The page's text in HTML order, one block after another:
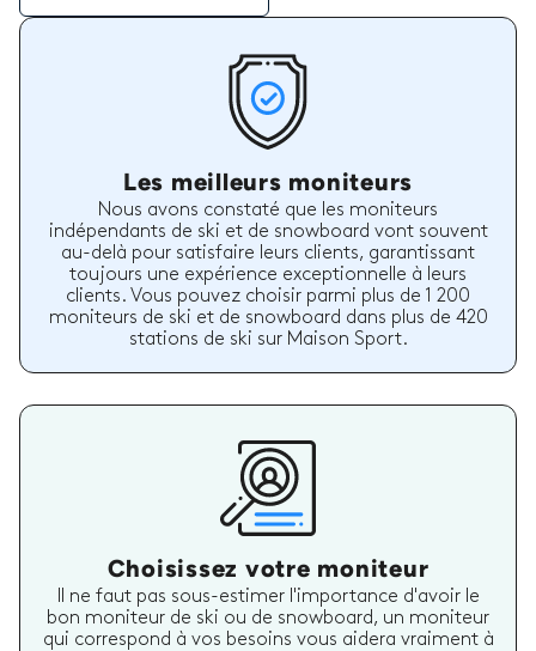
Les meilleurs moniteurs
Nous avons constaté que les moniteurs
indépendants de ski et de snowboard vont souvent
au-delà pour satisfaire leurs clients, garantissant
toujours une expérience exceptionnelle à leurs
clients. Vous pouvez choisir parmi plus de 1 200
moniteurs de ski et de snowboard dans plus de 420
stations de ski sur Maison Sport.
Choisissez votre moniteur
Il ne faut pas sous-estimer l'importance d'avoir le
bon moniteur de ski ou de snowboard, un moniteur
qui correspond à vos besoins vous aidera vraiment à